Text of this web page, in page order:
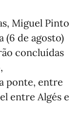
Miguel Pinto
(6 de agosto)
concluídas
ponte, entre
entre Algés e